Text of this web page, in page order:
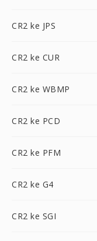
CR2 ke JPS
CR2 ke CUR
CR2 ke WBMP
CR2 ke PCD
CR2 ke PFM
CR2 ke G4
CR2 ke SGI